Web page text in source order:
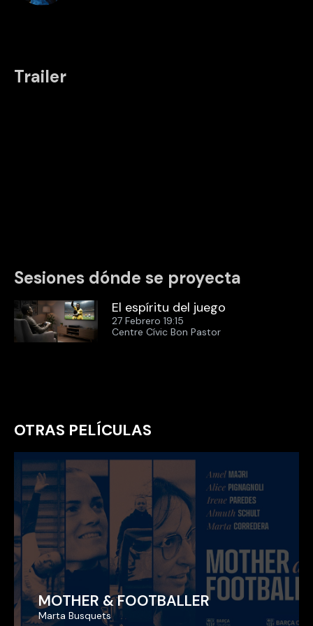
Trailer
Sesiones dónde se proyecta
El espíritu del juego
27 Febrero 19:15
Centre Cívic Bon Pastor
OTRAS PELÍCULAS
MOTHER & FOOTBALLER
Marta Busquets
MOTHER & FOOTBALLER
Marta Busquets